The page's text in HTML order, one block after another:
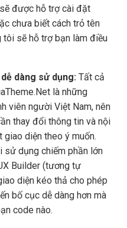
được hỗ trợ cài đặt
chưa biết cách trỏ tên
tôi sẽ hỗ trợ bạn làm điều
dàng sử dụng: Tất cả
là những
viên người Việt Nam, nên
thay đổi thông tin và nội
diện theo ý muốn.
sử dụng chiếm phần lớn
Builder (tương tự
diện kéo thả cho phép
bố cục dễ dàng hơn mà
code nào.